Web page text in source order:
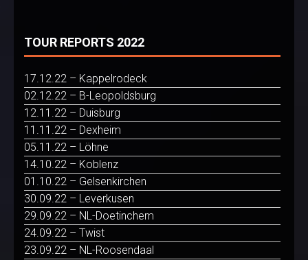
TOUR REPORTS 2022
17.12.22 – Kappelrodeck
02.12.22 – B-Leopoldsburg
12.11.22 – Duisburg
11.11.22 – Dexheim
05.11.22 – Löhne
14.10.22 – Koblenz
01.10.22 – Gelsenkirchen
30.09.22 – Leverkusen
29.09.22 – NL-Doetinchem
24.09.22 – Twist
23.09.22 – NL-Roosendaal